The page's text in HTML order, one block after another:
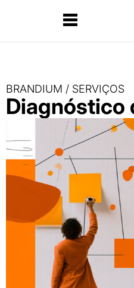
BRANDIUM / SERVIÇOS
Diagnóstico